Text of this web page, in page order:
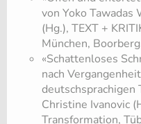
von Yoko Tawadas
(Hg.), TEXT +
München,
«Schattenloses
nach
deutschsprachigen
Christine Ivanovic
Transformation,